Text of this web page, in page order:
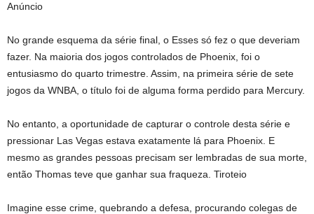
Anúncio
No grande esquema da série final, o Esses só fez o que deveriam
fazer. Na maioria dos jogos controlados de Phoenix, foi o
entusiasmo do quarto trimestre. Assim, na primeira série de sete
jogos da WNBA, o título foi de alguma forma perdido para Mercury.
No entanto, a oportunidade de capturar o controle desta série e
pressionar Las Vegas estava exatamente lá para Phoenix. E
mesmo as grandes pessoas precisam ser lembradas de sua morte,
então Thomas teve que ganhar sua fraqueza. Tiroteio
Imagine esse crime, quebrando a defesa, procurando colegas de